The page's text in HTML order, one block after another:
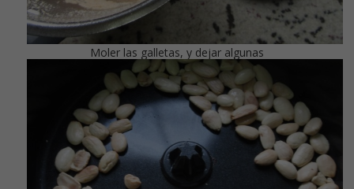
Moler las galletas, y dejar algunas